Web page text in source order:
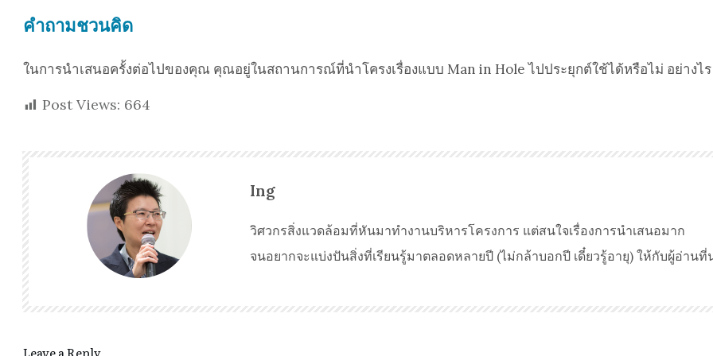
คำถามชวนคิด
ในการนำเสนอครั้งต่อไปของคุณ คุณอยู่ในสถานการณ์ที่นำโครงเรื่องแบบ Man in Hole ไปประยุกต์ใช้ได้หรือไม่ อย่างไร
Post Views: 664
Ing
วิศวกรสิ่งแวดล้อมที่หันมาทำงานบริหารโครงการ แต่สนใจเรื่องการนำเสนอมาก
จนอยากจะแบ่งปันสิ่งที่เรียนรู้มาตลอดหลายปี (ไม่กล้าบอกปี เดี๋ยวรู้อายุ) ให้กับผู้อ่าน